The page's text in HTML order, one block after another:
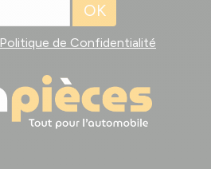
OK
Politique de Confidentialité